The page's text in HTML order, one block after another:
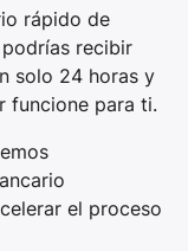
rápido de
recibir
solo 24 horas y
funcione para ti.
el proceso